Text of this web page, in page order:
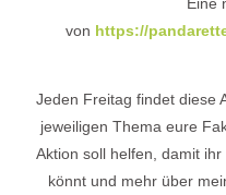
von https://
Jeden Freitag findet diese
jeweiligen Thema eure
Aktion soll helfen, damit
könnt und mehr über